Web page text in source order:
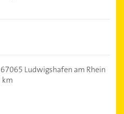
67065 Ludwigshafen am Rhein
km